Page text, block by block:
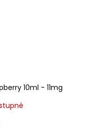
10ml - 11mg